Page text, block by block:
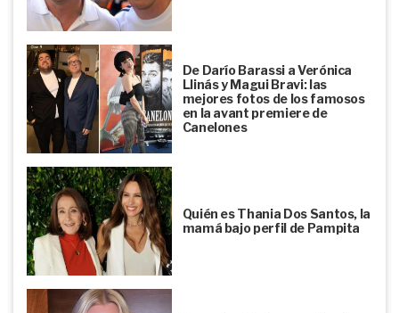
De Darío Barassi a Verónica
Llinás y Magui Bravi: las
mejores fotos de los famosos
en la avant premiere de
Canelones
Quién es Thania Dos Santos, la
mamá bajo perfil de Pampita